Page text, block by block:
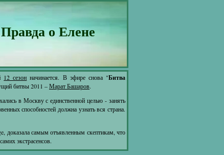
Правда о Елене
12 сезон начинается. В эфире снова "Битва
битвы 2011 –Марат Башаров.
в Москву с единственной целью - занять
способностей должна узнать вся страна.
доказала самым отъявленным скептикам, что
экстрасенсов.